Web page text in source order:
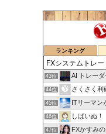
ランキング
43位 AI トレーダ
44位 さくさく利
45位 ITリーマン
46位 しばいぬ！
47位 FXかすみ